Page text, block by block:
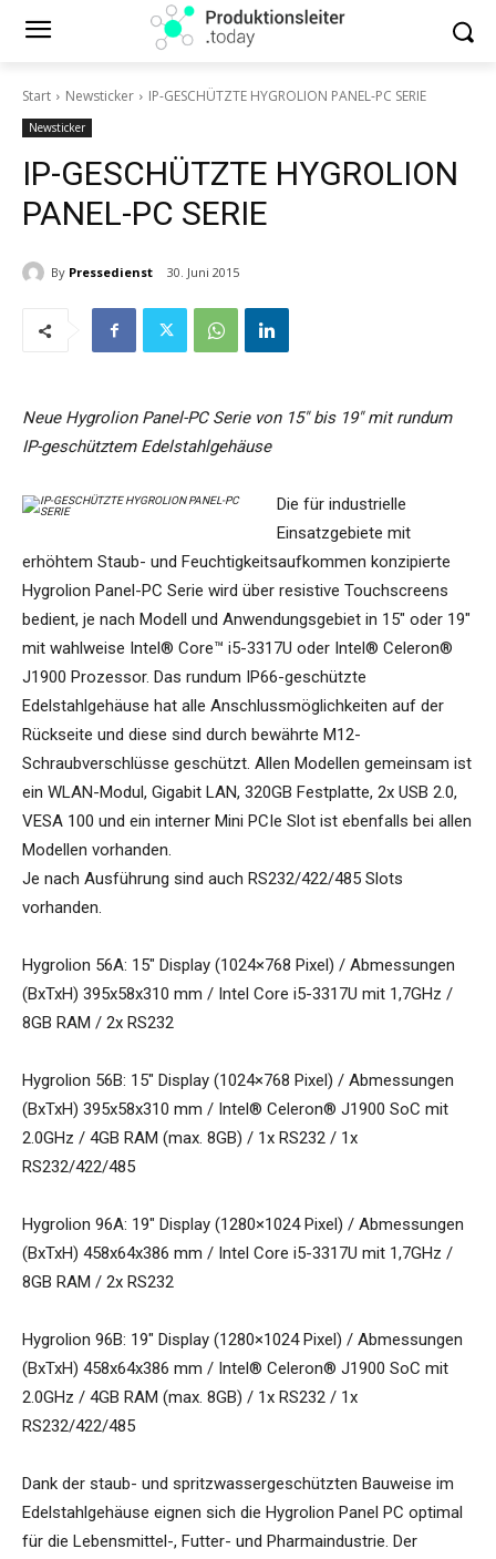
Start Newsticker IP-GESCHÜTZTE HYGROLION PANEL-PC SERIE
Newsticker
IP-GESCHÜTZTE HYGROLION
PANEL-PC SERIE
By Pressedienst 30. Juni 2015
Neue Hygrolion Panel-PC Serie von 15″ bis 19″ mit rundum
IP-geschütztem Edelstahlgehäuse
Die für industrielle
Einsatzgebiete mit
erhöhtem Staub- und Feuchtigkeitsaufkommen konzipierte
Hygrolion Panel-PC Serie wird über resistive Touchscreens
bedient, je nach Modell und Anwendungsgebiet in 15″ oder 19″
mit wahlweise Intel® Core™ i5-3317U oder Intel® Celeron®
J1900 Prozessor. Das rundum IP66-geschützte
Edelstahlgehäuse hat alle Anschlussmöglichkeiten auf der
Rückseite und diese sind durch bewährte M12-
Schraubverschlüsse geschützt. Allen Modellen gemeinsam ist
ein WLAN-Modul, Gigabit LAN, 320GB Festplatte, 2x USB 2.0,
VESA 100 und ein interner Mini PCIe Slot ist ebenfalls bei allen
Modellen vorhanden.
Je nach Ausführung sind auch RS232/422/485 Slots
vorhanden.
Hygrolion 56A: 15″ Display (1024×768 Pixel) / Abmessungen
(BxTxH) 395x58x310 mm / Intel Core i5-3317U mit 1,7GHz /
8GB RAM / 2x RS232
Hygrolion 56B: 15″ Display (1024×768 Pixel) / Abmessungen
(BxTxH) 395x58x310 mm / Intel® Celeron® J1900 SoC mit
2.0GHz / 4GB RAM (max. 8GB) / 1x RS232 / 1x
RS232/422/485
Hygrolion 96A: 19″ Display (1280×1024 Pixel) / Abmessungen
(BxTxH) 458x64x386 mm / Intel Core i5-3317U mit 1,7GHz /
8GB RAM / 2x RS232
Hygrolion 96B: 19″ Display (1280×1024 Pixel) / Abmessungen
(BxTxH) 458x64x386 mm / Intel® Celeron® J1900 SoC mit
2.0GHz / 4GB RAM (max. 8GB) / 1x RS232 / 1x
RS232/422/485
Dank der staub- und spritzwassergeschützten Bauweise im
Edelstahlgehäuse eignen sich die Hygrolion Panel PC optimal
für die Lebensmittel-, Futter- und Pharmaindustrie. Der